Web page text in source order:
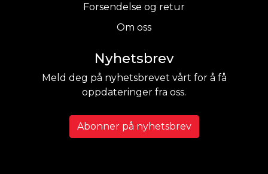
Forsendelse og retur
Om oss
Nyhetsbrev
Meld deg på nyhetsbrevet vårt for å få
oppdateringer fra oss.
Abonner på nyhetsbrev